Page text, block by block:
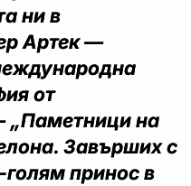
ни в
Артек —
от
„Паметници на
Завърших с
принос в